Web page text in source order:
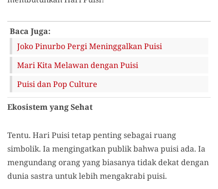
Baca Juga:
Joko Pinurbo Pergi Meninggalkan Puisi
Mari Kita Melawan dengan Puisi
Puisi dan Pop Culture
Ekosistem yang Sehat
Tentu. Hari Puisi tetap penting sebagai ruang
simbolik. Ia mengingatkan publik bahwa puisi ada. Ia
mengundang orang yang biasanya tidak dekat dengan
dunia sastra untuk lebih mengakrabi puisi.